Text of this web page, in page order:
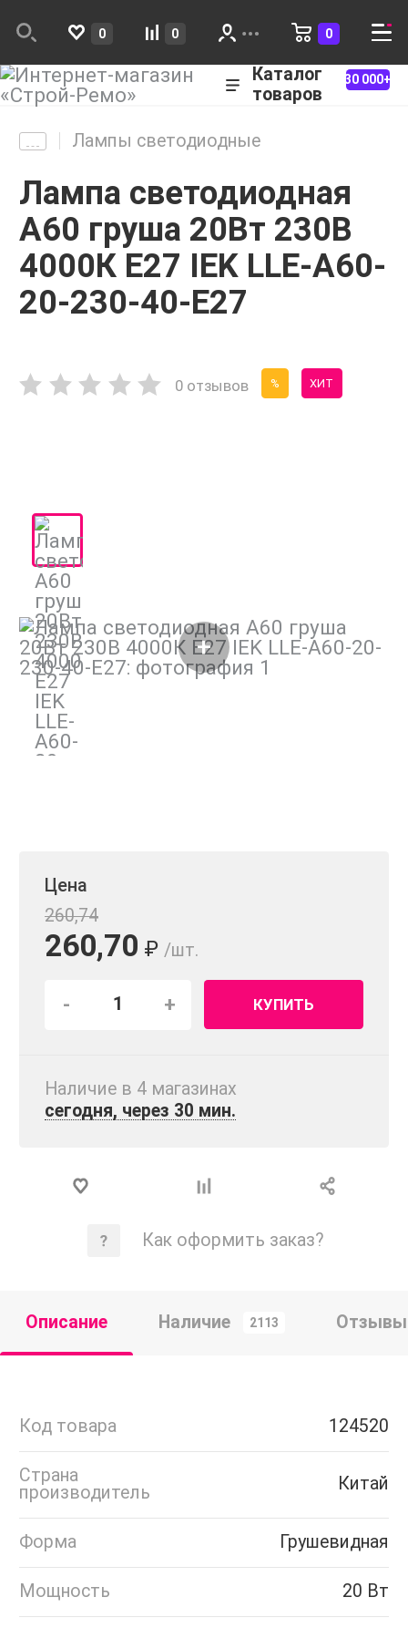
0 0 0
Каталог
товаров
30 000+
Лампы светодиодные
Лампа светодиодная
A60 груша 20Вт 230В
4000К E27 IEK LLE-A60-
20-230-40-E27
0 отзывов % ХИТ
Цена
260,74
260,70 ₽ /шт.
- + КУПИТЬ
Наличие в 4 магазинах
сегодня, через 30 мин.
Как оформить заказ?
Описание Наличие 2113 Отзывы
Код товара 124520
Страна
производитель
Китай
Форма Грушевидная
Мощность 20 Вт